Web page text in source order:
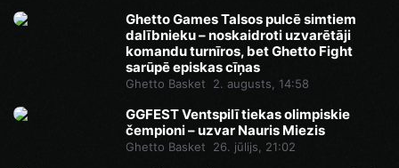
Ghetto Games Talsos pulcē simtiem
dalībnieku – noskaidroti uzvarētāji
komandu turnīros, bet Ghetto Fight
sarūpē episkas cīņas
Ghetto Basket 2. augusts, 14:58
GGFEST Ventspilī tiekas olimpiskie
čempioni – uzvar Nauris Miezis
Ghetto Basket 26. jūlijs, 21:02